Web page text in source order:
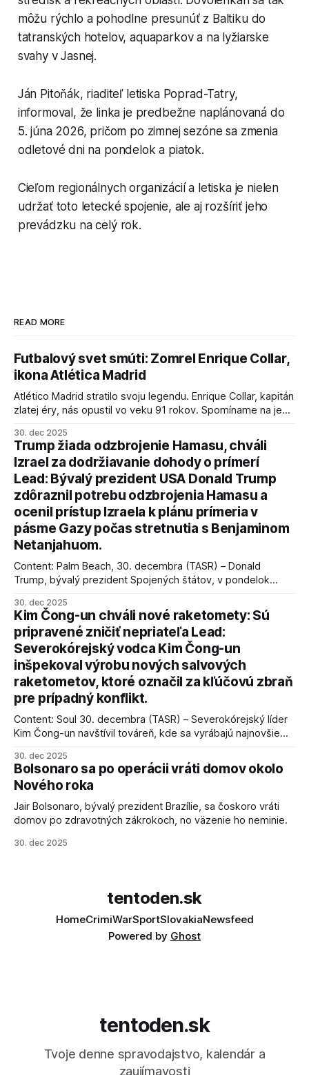
môžu rýchlo a pohodlne presunúť z Baltiku do
tatranských hotelov, aquaparkov a na lyžiarske
svahy v Jasnej.
Ján Pitoňák, riaditeľ letiska Poprad-Tatry,
informoval, že linka je predbežne naplánovaná do
5. júna 2026, pričom po zimnej sezóne sa zmenia
odletové dni na pondelok a piatok.
Cieľom regionálnych organizácií a letiska je nielen
udržať toto letecké spojenie, ale aj rozšíriť jeho
prevádzku na celý rok.
READ MORE
Futbalový svet smúti: Zomrel Enrique Collar,
ikona Atlética Madrid
Atlético Madrid stratilo svoju legendu. Enrique Collar, kapitán
zlatej éry, nás opustil vo veku 91 rokov. Spomíname na jeho
30. dec 2025
Trump žiada odzbrojenie Hamasu, chváli
Izrael za dodržiavanie dohody o prímerí
Lead: Bývalý prezident USA Donald Trump
zdôraznil potrebu odzbrojenia Hamasu a
ocenil prístup Izraela k plánu prímeria v
pásme Gazy počas stretnutia s Benjaminom
Netanjahuom.
Content: Palm Beach, 30. decembra (TASR) – Donald
Trump, bývalý prezident Spojených štátov, v pondelok
kľúčové pre úspešné dosiahnutie prímeria v Gaze. Agentúra
AFP informuje, že Trump vyjadril presvedčenie, že Izrael plní
podmienky dohody o prí
30. dec 2025
Kim Čong-un chváli nové raketomety: Sú
pripravené zničiť nepriateľa Lead:
Severokórejský vodca Kim Čong-un
inšpekoval výrobu nových salvových
raketometov, ktoré označil za kľúčovú zbraň
pre prípadný konflikt.
Content: Soul 30. decembra (TASR) – Severokórejský líder
Kim Čong-un navštívil továreň, kde sa vyrábajú najnovšie
schopnosti. Informovali o tom štátne médiá KĽDR, na ktoré
sa odvoláva agentúra AFP.
30. dec 2025
Bolsonaro sa po operácii vráti domov okolo
Nového roka
Jair Bolsonaro, bývalý prezident Brazílie, sa čoskoro vráti
domov po zdravotných zákrokoch, no väzenie ho neminie.
30. dec 2025
tentoden.sk
HomeCrimiWarSportSlovakiaNewsfeed
Powered by Ghost
tentoden.sk
Tvoje denne spravodajstvo, kalendár a
zaujímavosti